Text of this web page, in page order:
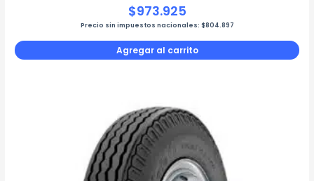
$973.925
Precio sin impuestos nacionales: $804.897
Agregar al carrito